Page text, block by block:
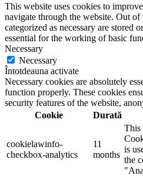
This website uses cookies to
navigate through the website. Out of
categorized as necessary are stored
essential for the working of basic
Necessary
Necessary
Întotdeauna activate
Necessary cookies are absolutely
function properly. These cookies
security features of the website,
Cookie
Durată
cookielawinfo-
checkbox-analytics
11
months
This
is
the